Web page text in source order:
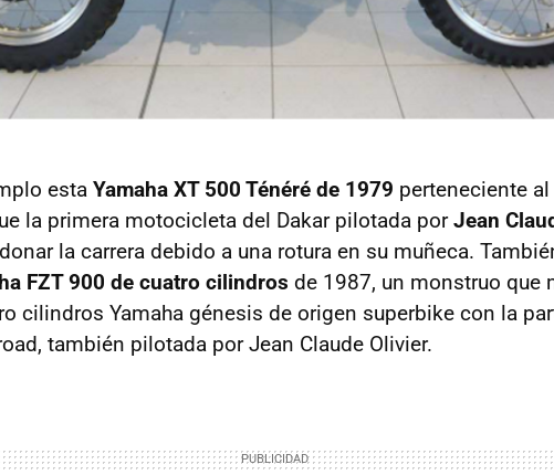
esta Yamaha XT 500 Ténéré de 1979 perteneciente
la primera motocicleta del Dakar pilotada porJean
la carrera debido a una rotura en su muñeca.
FZT 900 de cuatro cilindros de 1987, un monstruo que
cilindros Yamaha génesis de origen superbike con la
también pilotada por Jean Claude Olivier.